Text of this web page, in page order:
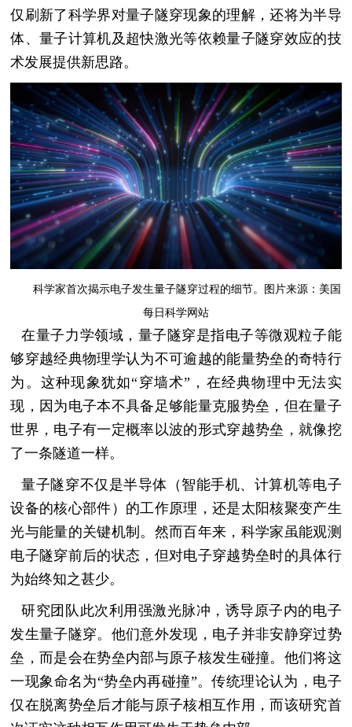
仅刷新了科学界对量子隧穿现象的理解，还将为半导
体、量子计算机及超快激光等依赖量子隧穿效应的技
术发展提供新思路。
科学家首次揭示电子发生量子隧穿过程的细节。图片来源：美国
每日科学网站
在量子力学领域，量子隧穿是指电子等微观粒子能
够穿越经典物理学认为不可逾越的能量势垒的奇特行
为。这种现象犹如“穿墙术”，在经典物理中无法实
现，因为电子本不具备足够能量克服势垒，但在量子
世界，电子有一定概率以波的形式穿越势垒，就像挖
了一条隧道一样。
量子隧穿不仅是半导体（智能手机、计算机等电子
设备的核心部件）的工作原理，还是太阳核聚变产生
光与能量的关键机制。然而百年来，科学家虽能观测
电子隧穿前后的状态，但对电子穿越势垒时的具体行
为始终知之甚少。
研究团队此次利用强激光脉冲，诱导原子内的电子
发生量子隧穿。他们意外发现，电子并非安静穿过势
垒，而是会在势垒内部与原子核发生碰撞。他们将这
一现象命名为“势垒内再碰撞”。传统理论认为，电子
仅在脱离势垒后才能与原子核相互作用，而该研究首